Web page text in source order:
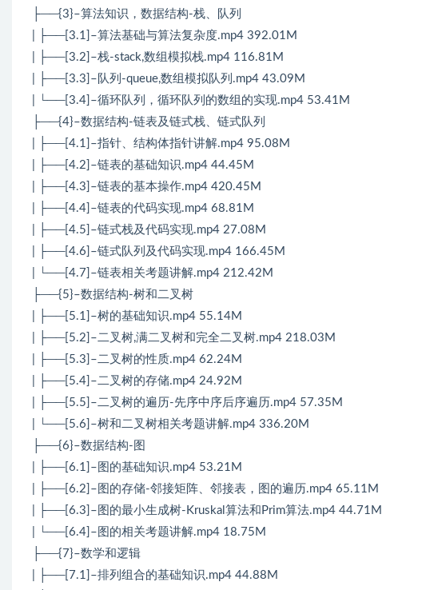
├──{3}–算法知识，数据结构-栈、队列
| ├──[3.1]–算法基础与算法复杂度.mp4 392.01M
| ├──[3.2]–栈-stack,数组模拟栈.mp4 116.81M
| ├──[3.3]–队列-queue,数组模拟队列.mp4 43.09M
| └──[3.4]–循环队列，循环队列的数组的实现.mp4 53.41M
├──{4}–数据结构-链表及链式栈、链式队列
| ├──[4.1]–指针、结构体指针讲解.mp4 95.08M
| ├──[4.2]–链表的基础知识.mp4 44.45M
| ├──[4.3]–链表的基本操作.mp4 420.45M
| ├──[4.4]–链表的代码实现.mp4 68.81M
| ├──[4.5]–链式栈及代码实现.mp4 27.08M
| ├──[4.6]–链式队列及代码实现.mp4 166.45M
| └──[4.7]–链表相关考题讲解.mp4 212.42M
├──{5}–数据结构-树和二叉树
| ├──[5.1]–树的基础知识.mp4 55.14M
| ├──[5.2]–二叉树,满二叉树和完全二叉树.mp4 218.03M
| ├──[5.3]–二叉树的性质.mp4 62.24M
| ├──[5.4]–二叉树的存储.mp4 24.92M
| ├──[5.5]–二叉树的遍历-先序中序后序遍历.mp4 57.35M
| └──[5.6]–树和二叉树相关考题讲解.mp4 336.20M
├──{6}–数据结构-图
| ├──[6.1]–图的基础知识.mp4 53.21M
| ├──[6.2]–图的存储-邻接矩阵、邻接表，图的遍历.mp4 65.11M
| ├──[6.3]–图的最小生成树-Kruskal算法和Prim算法.mp4 44.71M
| └──[6.4]–图的相关考题讲解.mp4 18.75M
├──{7}–数学和逻辑
| ├──[7.1]–排列组合的基础知识.mp4 44.88M